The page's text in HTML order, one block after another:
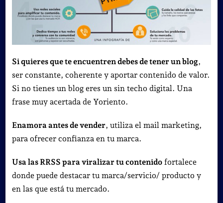
Si quieres que te encuentren debes de tener un blog,
ser constante, coherente y aportar contenido de valor.
Si no tienes un blog eres un sin techo digital. Una
frase muy acertada de Yoriento.
Enamora antes de vender, utiliza el mail marketing,
para ofrecer confianza en tu marca.
Usa las RRSS para viralizar tu contenidofortalece
donde puede destacar tu marca/servicio/ producto y
en las que está tu mercado.